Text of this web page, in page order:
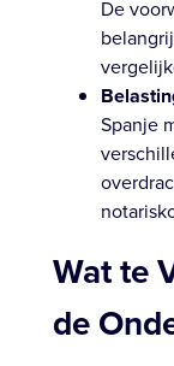
De
Spanje
Wat te
de